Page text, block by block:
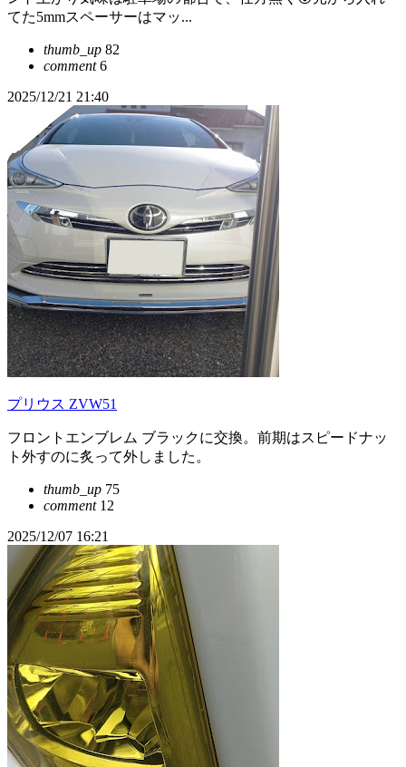
てた5mmスペーサーはマッ...
thumb_up 82
comment6
2025/12/21 21:40
プリウス ZVW51
フロントエンブレム ブラックに交換。前期はスピードナッ
ト外すのに炙って外しました。
thumb_up 75
comment12
2025/12/07 16:21